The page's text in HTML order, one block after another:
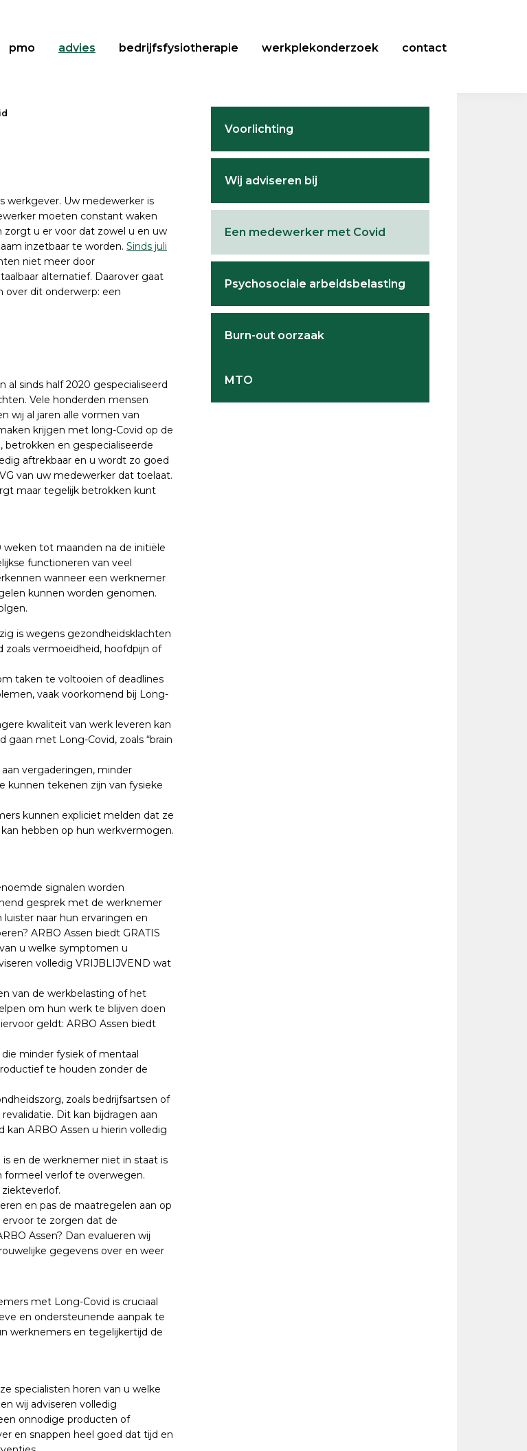
pmo advies bedrijfsfysiotherapie werkplekonderzoek contact
werkgever. Uw medewerker is
moeten constant waken
u er voor dat zowel u en uw
inzetbaar te worden. Sinds juli
niet meer door
alternatief. Daarover gaat
over dit onderwerp: een
al sinds half 2020 gespecialiseerd
Vele honderden mensen
wij al jaren alle vormen van
krijgen met long-Covid op de
betrokken en gespecialiseerde
aftrekbaar en u wordt zo goed
van uw medewerker dat toelaat.
maar tegelijk betrokken kunt
weken tot maanden na de initiële
functioneren van veel
wanneer een werknemer
kunnen worden genomen.
is wegens gezondheidsklachten
zoals vermoeidheid, hoofdpijn of
taken te voltooien of deadlines
vaak voorkomend bij Long-
kwaliteit van werk leveren kan
met Long-Covid, zoals “brain
vergaderingen, minder
kunnen tekenen zijn van fysieke
kunnen expliciet melden dat ze
hebben op hun werkvermogen.
signalen worden
gesprek met de werknemer
naar hun ervaringen en
ARBO Assen biedt GRATIS
u welke symptomen u
volledig VRIJBLIJVEND wat
van de werkbelasting of het
om hun werk te blijven doen
geldt: ARBO Assen biedt
minder fysiek of mentaal
te houden zonder de
zoals bedrijfsartsen of
Dit kan bijdragen aan
ARBO Assen u hierin volledig
en de werknemer niet in staat is
formeel verlof te overwegen.
en pas de maatregelen aan op
te zorgen dat de
Assen? Dan evalueren wij
gegevens over en weer
met Long-Covid is cruciaal
en ondersteunende aanpak te
werknemers en tegelijkertijd de
specialisten horen van u welke
wij adviseren volledig
onnodige producten of
en snappen heel goed dat tijd en
Sidebar
Voorlichting
Wij adviseren bij
Een medewerker met Covid
Psychosociale arbeidsbelasting
Burn-out oorzaak
MTO